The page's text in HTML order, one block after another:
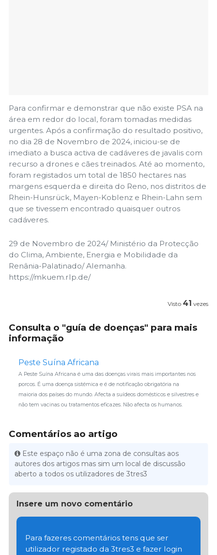
Para confirmar e demonstrar que não existe PSA na
área em redor do local, foram tomadas medidas
urgentes. Após a confirmação do resultado positivo,
no dia 28 de Novembro de 2024, iniciou-se de
imediato a busca activa de cadáveres de javalis com
recurso a drones e cães treinados. Até ao momento,
foram registados um total de 1850 hectares nas
margens esquerda e direita do Reno, nos distritos de
Rhein-Hunsrück, Mayen-Koblenz e Rhein-Lahn sem
que se tivessem encontrado quaisquer outros
cadáveres.
29 de Novembro de 2024/ Ministério da Protecção
do Clima, Ambiente, Energia e Mobilidade da
Renânia-Palatinado/ Alemanha.
https://mkuem.rlp.de/
Visto 41 vezes
Consulta o "guía de doenças" para mais
informação
Peste Suína Africana
A Peste Suína Africana é uma das doenças virais mais importantes nos
porcos. É uma doença sistémica e é de notificação obrigatória na
maioria dos países do mundo. Afecta a suídeos domésticos e silvestres e
não tem vacinas ou tratamentos eficazes. Não afecta os humanos.
Comentários ao artigo
Este espaço não é uma zona de consultas aos
autores dos artigos mas sim um local de discussão
aberto a todos os utilizadores de 3tres3
Insere um novo comentário
Para fazeres comentários tens que ser
utilizador registado da 3tres3 e fazer login